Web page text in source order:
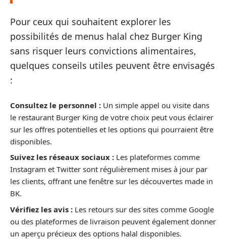
Pour ceux qui souhaitent explorer les
possibilités de menus halal chez Burger King
sans risquer leurs convictions alimentaires,
quelques conseils utiles peuvent être envisagés
:
Consultez le personnel : Un simple appel ou visite dans
le restaurant Burger King de votre choix peut vous éclairer
sur les offres potentielles et les options qui pourraient être
disponibles.
Suivez les réseaux sociaux : Les plateformes comme
Instagram et Twitter sont régulièrement mises à jour par
les clients, offrant une fenêtre sur les découvertes made in
BK.
Vérifiez les avis : Les retours sur des sites comme Google
ou des plateformes de livraison peuvent également donner
un aperçu précieux des options halal disponibles.